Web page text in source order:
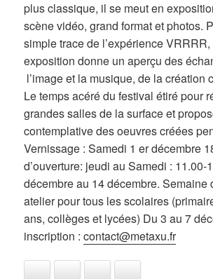
plus classique, il se meut en
scène vidéo, grand format et photos.
simple trace de l’expérience
exposition donne un aperçu des
l’image et la musique, de la création
Le temps acéré du festival étiré pour
grandes salles de la surface et
contemplative des oeuvres créées
Vernissage : Samedi 1 er décembre
d’ouverture: jeudi au Samedi : 11.00-
décembre au 14 décembre. Semaine
atelier pour tous les scolaires
ans, collèges et lycées) Du 3 au 7
inscription :contact@metaxu.fr